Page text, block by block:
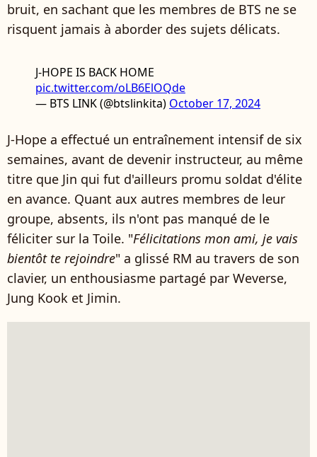
bruit, en sachant que les membres de BTS ne se
risquent jamais à aborder des sujets délicats.
J-HOPE IS BACK HOME
pic.twitter.com/oLB6ElOQde
— BTS LINK (@btslinkita) October 17, 2024
J-Hope a effectué un entraînement intensif de six
semaines, avant de devenir instructeur, au même
titre que Jin qui fut d'ailleurs promu soldat d'élite
en avance. Quant aux autres membres de leur
groupe, absents, ils n'ont pas manqué de le
féliciter sur la Toile. "Félicitations mon ami, je vais
bientôt te rejoindre" a glissé RM au travers de son
clavier, un enthousiasme partagé par Weverse,
Jung Kook et Jimin.